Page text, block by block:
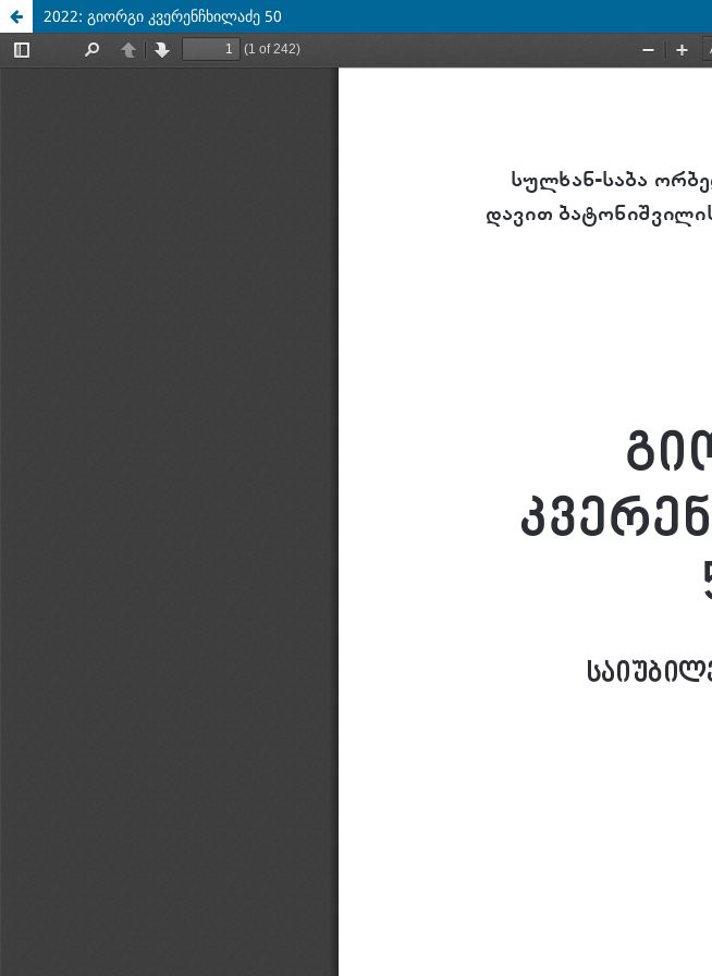
2022: გიორგი კვერენჩხილაძე 50